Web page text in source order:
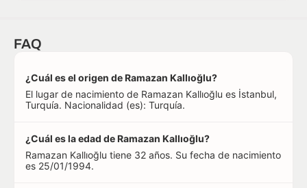
FAQ
¿Cuál es el origen de Ramazan Kallıoğlu?
El lugar de nacimiento de Ramazan Kallıoğlu es İstanbul,
Turquía. Nacionalidad (es): Turquía.
¿Cuál es la edad de Ramazan Kallıoğlu?
Ramazan Kallıoğlu tiene 32 años. Su fecha de nacimiento
es 25/01/1994.